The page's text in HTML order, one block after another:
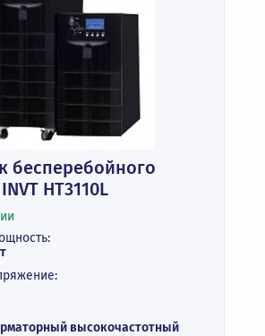
бесперебойного
HT3110L
высокочастотный